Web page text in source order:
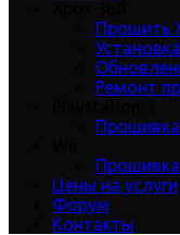
Прошить
Ремонт
Прошивка
Цены на услуги
Форум
Контакты